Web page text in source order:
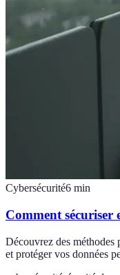
Cybersécurité6 min
Comment sécuriser
Découvrez des méthodes
et protéger vos données